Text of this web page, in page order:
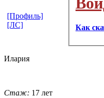
Как
[Профиль]
[ЛС]
Илария
Стаж: 17 лет